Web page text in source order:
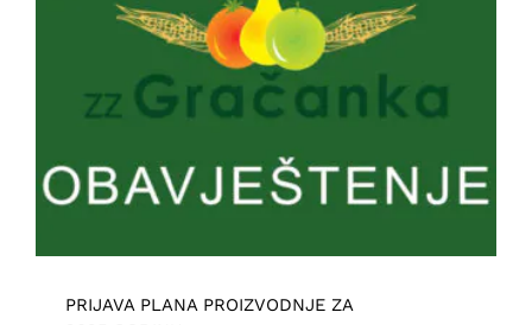
Kontakt
Korpa
PRIJAVA PLANA PROIZVODNJE ZA
2025.GODINU
PRIJAVA PLANA PROIZVODNJE ZA